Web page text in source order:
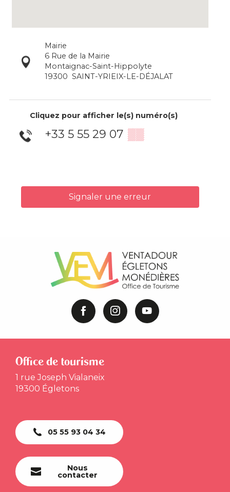
Mairie
6 Rue de la Mairie
Montaignac-Saint-Hippolyte
19300 SAINT-YRIEIX-LE-DÉJALAT
Cliquez pour afficher le(s) numéro(s)
+33 5 55 29 07 ▒▒
Signaler une erreur
Office de tourisme
1 rue Joseph Vialaneix
19300 Égletons
05 55 93 04 34
Nous
contacter